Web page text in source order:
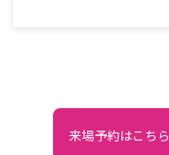
来場予約はこちら